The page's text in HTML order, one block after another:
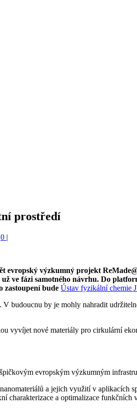
prostředí
0 |
evropský výzkumný projekt
fázi samotného návrhu. Do
zastoupení bude Ústav fyzikální chemie
budoucnu by je mohly nahradit
vyvíjet nové materiály pro cirkulární
evropským výzkumným
a jejich využití v aplikacích
a optimalizace